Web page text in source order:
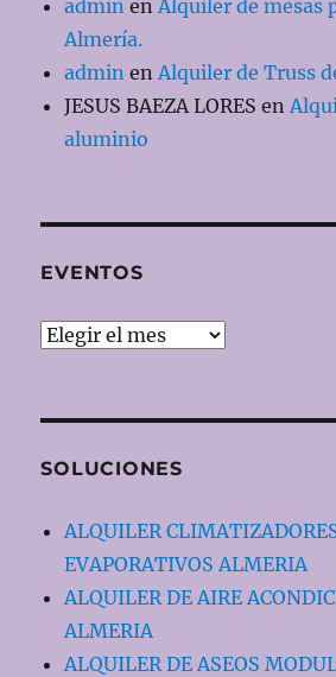
admin en Alquiler de mesas
Almería.
admin en Alquiler de Truss
JESUS BAEZA LORES en
aluminio
EVENTOS
EVENTOS
SOLUCIONES
ALQUILER
EVAPORATIVOS ALMERIA
ALQUILER DE AIRE
ALMERIA
ALQUILER DE ASEOS